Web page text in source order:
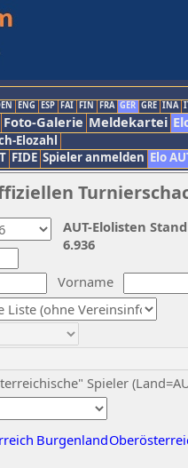
ENG ESP FAI FIN FRA GER GRE INA
Foto-Galerie Meldekartei
Elozahl
FIDE Spieler anmelden Elo
Vorname
Spieler
Burgenland
AUT-Elolisten
6.936